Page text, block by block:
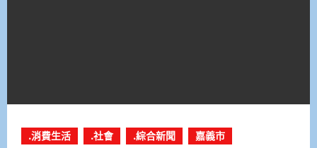
.消費生活 .社會 .綜合新聞 嘉義市